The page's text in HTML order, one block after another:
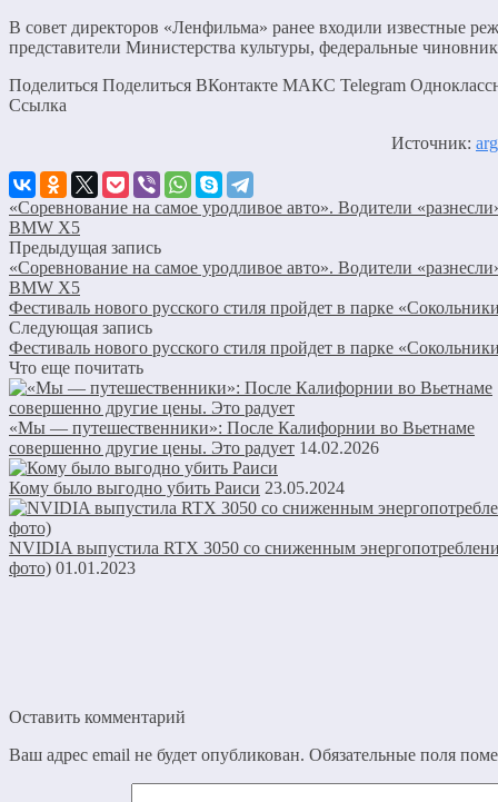
В совет директоров «Ленфильма» ранее входили известные
представители Министерства культуры, федеральные
Поделиться Поделиться ВКонтакте МАКС Telegram
Cсылка
Источник:
«Соревнование на самое уродливое авто». Водители
BMW X5
Предыдущая запись
«Соревнование на самое уродливое авто». Водители
BMW X5
Фестиваль нового русского стиля пройдет в парке
Следующая запись
Фестиваль нового русского стиля пройдет в парке
Что еще почитать
«Мы — путешественники»: После Калифорнии во Вьетнаме
совершенно другие цены. Это радует 14.02.2026
Кому было выгодно убить Раиси 23.05.2024
NVIDIA выпустила RTX 3050 со сниженным
фото) 01.01.2023
Оставить комментарий
Ваш адрес email не будет опубликован. Обязательные поля